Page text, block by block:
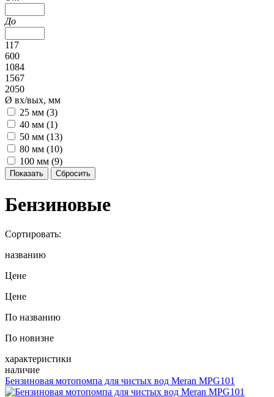
До
117
600
1084
1567
2050
Ø вх/вых, мм
25 мм (3)
40 мм (1)
50 мм (13)
80 мм (10)
100 мм (9)
Бензиновые
Сортировать:
названию
Цене
Цене
По названию
По новизне
характеристики
наличие
Бензиновая мотопомпа для чистых вод Meran MPG101